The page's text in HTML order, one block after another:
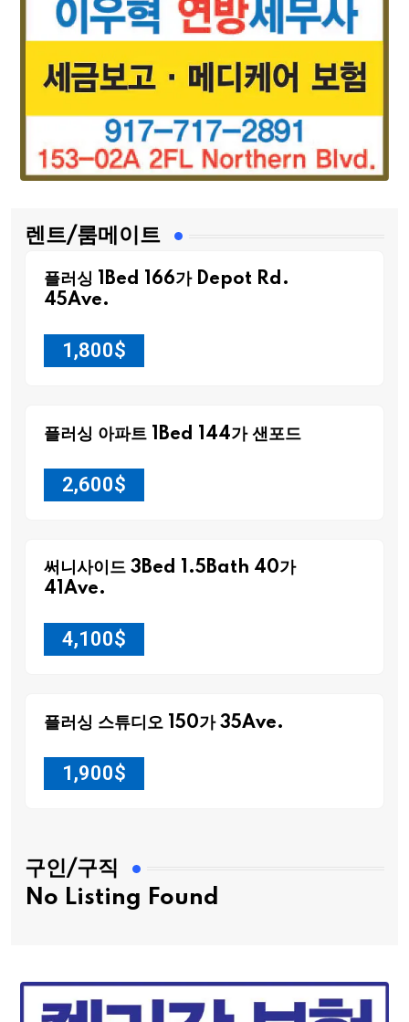
렌트/룸메이트
플러싱 1Bed 166가 Depot Rd.
45Ave.
1,800$
플러싱 아파트 1Bed 144가 샌포드
2,600$
써니사이드 3Bed 1.5Bath 40가
41Ave.
4,100$
플러싱 스튜디오 150가 35Ave.
1,900$
구인/구직
No Listing Found